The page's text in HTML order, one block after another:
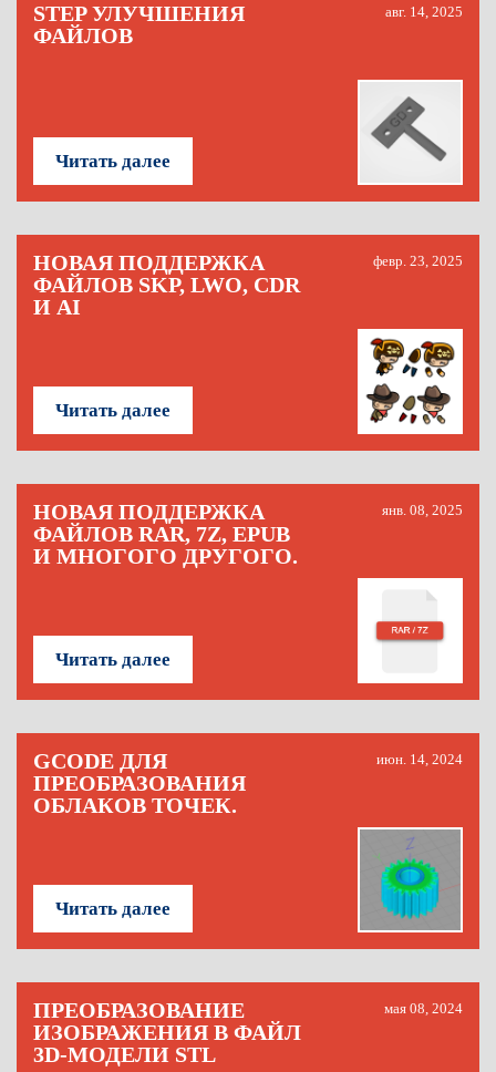
STEP УЛУЧШЕНИЯ
ФАЙЛОВ
авг. 14, 2025
Читать далее
НОВАЯ ПОДДЕРЖКА
ФАЙЛОВ SKP, LWO, CDR
И AI
февр. 23, 2025
Читать далее
НОВАЯ ПОДДЕРЖКА
ФАЙЛОВ RAR, 7Z, EPUB
И МНОГОГО ДРУГОГО.
янв. 08, 2025
Читать далее
GCODE ДЛЯ
ПРЕОБРАЗОВАНИЯ
ОБЛАКОВ ТОЧЕК.
июн. 14, 2024
Читать далее
ПРЕОБРАЗОВАНИЕ
ИЗОБРАЖЕНИЯ В ФАЙЛ
3D-МОДЕЛИ STL
мая 08, 2024